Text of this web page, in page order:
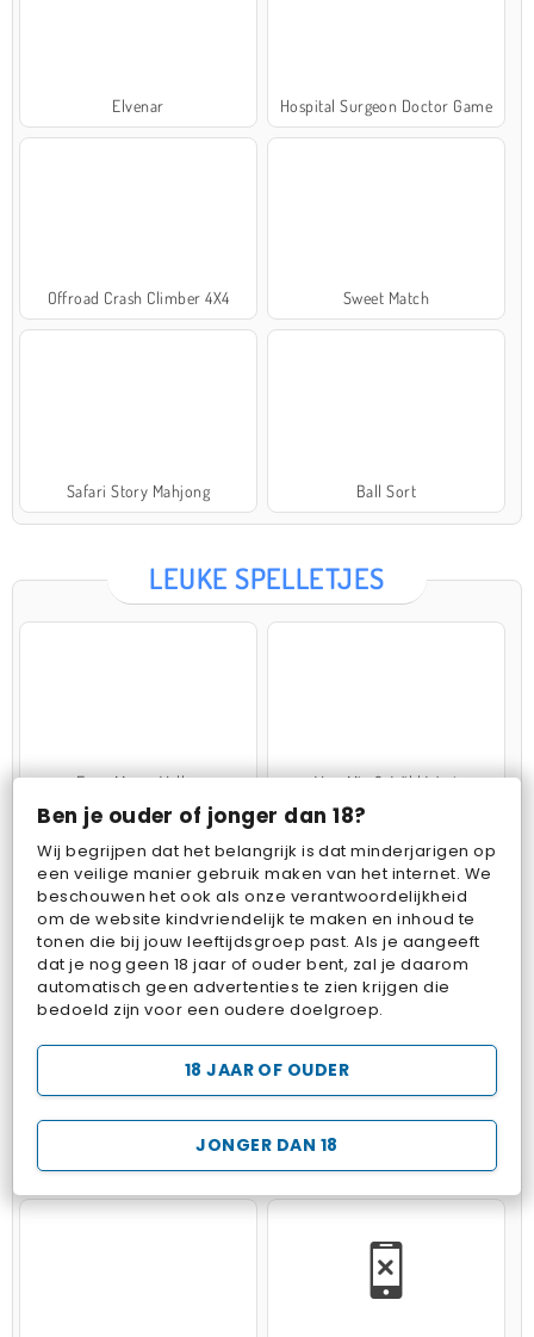
Ben je ouder of jonger dan 18?
Wij begrijpen dat het belangrijk is dat minderjarigen op
een veilige manier gebruik maken van het internet. We
beschouwen het ook als onze verantwoordelijkheid
om de website kindvriendelijk te maken en inhoud te
tonen die bij jouw leeftijdsgroep past. Als je aangeeft
dat je nog geen 18 jaar of ouder bent, zal je daarom
automatisch geen advertenties te zien krijgen die
bedoeld zijn voor een oudere doelgroep.
JONGER DAN 18
18 JAAR OF OUDER
Elvenar Hospital Surgeon Doctor Game
Offroad Crash Climber 4X4 Sweet Match
Safari Story Mahjong Ball Sort
LEUKE SPELLETJES
Farm Merge Valley VegaMix 2: Wild West
Pop Fruit Bubbits
Hospital Surgeon Doctor Game Potion Sort